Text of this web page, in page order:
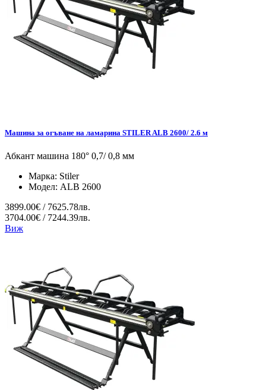
Машина за огъване на ламарина STILER ALB 2600/ 2.6 м
Абкант машина 180° 0,7/ 0,8 мм
Марка: Stiler
Модел: ALB 2600
3899.00€ / 7625.78лв.
3704.00€ / 7244.39лв.
Виж